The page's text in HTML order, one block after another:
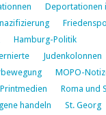
Deportationen
Hamburg-Politik
Judenkolonnen
MOPO-
Printmedien
Roma und
handeln
St. Georg